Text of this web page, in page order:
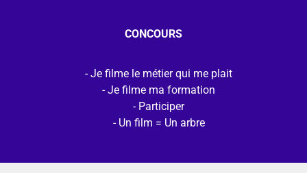
CONCOURS
Je filme le métier qui me plait
Je filme ma formation
Participer
Un film = Un arbre